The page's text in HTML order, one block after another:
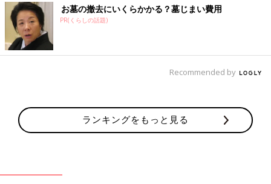
お墓の撤去にいくらかかる？墓じまい費用
PR(くらしの話題)
Recommended by
ランキングをもっと見る